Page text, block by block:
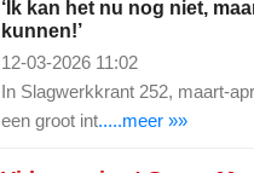
‘Ik kan het nu nog niet,
kunnen!’
12-03-2026 11:02
In Slagwerkkrant 252, maart-
een groot int.....meer »»